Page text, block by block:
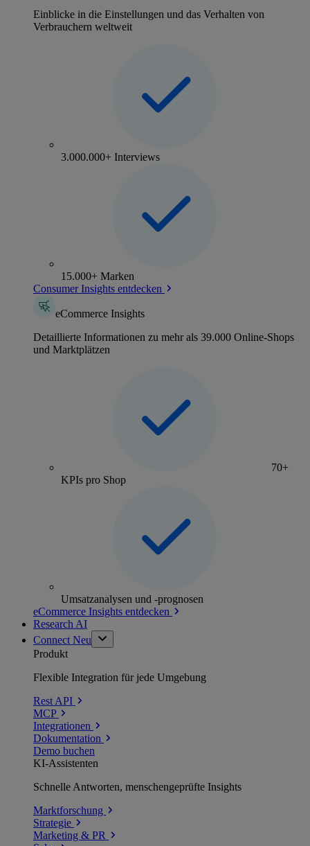
Einblicke in die Einstellungen und das Verhalten von
Verbrauchern weltweit
3.000.000+ Interviews
15.000+ Marken
Consumer Insights entdecken
eCommerce Insights
Detaillierte Informationen zu mehr als 39.000 Online-Shops
und Marktplätzen
70+
KPIs pro Shop
Umsatzanalysen und -prognosen
eCommerce Insights entdecken
Research AI
Connect Neu
Produkt
Flexible Integration für jede Umgebung
Rest API
MCP
Integrationen
Dokumentation
Demo buchen
KI-Assistenten
Schnelle Antworten, menschengeprüfte Insights
Marktforschung
Strategie
Marketing & PR